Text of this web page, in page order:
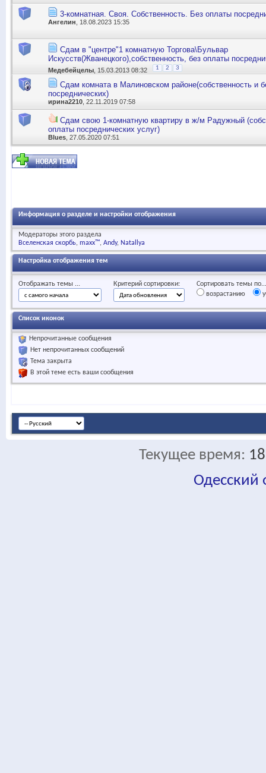
3-комнатная. Своя. Собственность. Без оплаты
Ангелин , 18.08.2023 15:35
Сдам в "центре"1 комнатную Торгова\Бульвар
Искусств(Жванецкого),собственность, без оплаты
Медебейцелы , 15.03.2013 08:32 1 2 3
Сдам комната в Малиновском районе(собственность и
посреднических)
ирина2210 , 22.11.2019 07:58
Сдам свою 1-комнатную квартиру в ж/м Радужный
оплаты посреднических услуг)
Blues , 27.05.2020 07:51
Информация о разделе и настройки отображения
Модераторы этого раздела
Вселенская скорбь maxx™ Andy Natallya
Настройка отображения тем
Отображать темы ... Критерий сортировки:
Сортировать темы по...
возрастанию
Список иконок
Непрочитанные сообщения
Нет непрочитанных сообщений
Тема закрыта
В этой теме есть ваши сообщения
Текущее время:
Одесский